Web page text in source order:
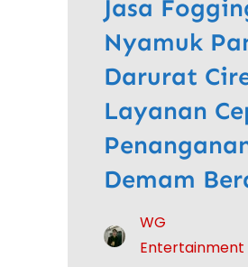
Jasa
Nyamuk
Darurat
Layanan
Demam
WG
Entertainment